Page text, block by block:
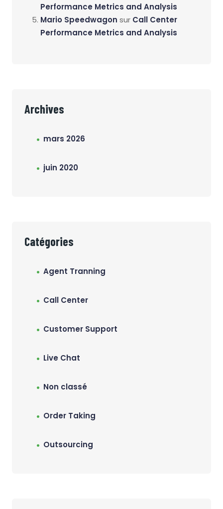
Performance Metrics and Analysis
Mario Speedwagon sur Call Center
Performance Metrics and Analysis
Archives
mars 2026
juin 2020
Catégories
Agent Tranning
Call Center
Customer Support
Live Chat
Non classé
Order Taking
Outsourcing